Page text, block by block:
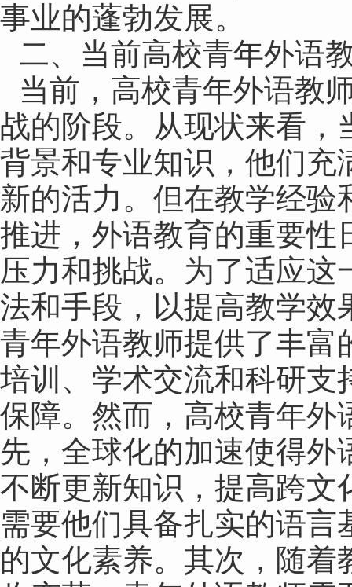
事业的蓬勃发展。
二、当前高校青年外语
当前，高校青年外语教
战的阶段。从现状来看，
背景和专业知识，他们充
新的活力。但在教学经
推进，外语教育的重要性
压力和挑战。为了适应
法和手段，以提高教学效
青年外语教师提供了丰富
培训、学术交流和科研支
保障。然而，高校青年外
先，全球化的加速使得
不断更新知识，提高跨文
需要他们具备扎实的语
的文化素养。其次，随